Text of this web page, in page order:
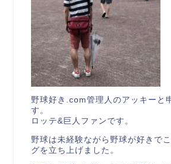
野球好き.com管理人のアッキーと
す。
ロッテ&巨人ファンです。
野球は未経験ながら野球が好きで
グを立ち上げました。